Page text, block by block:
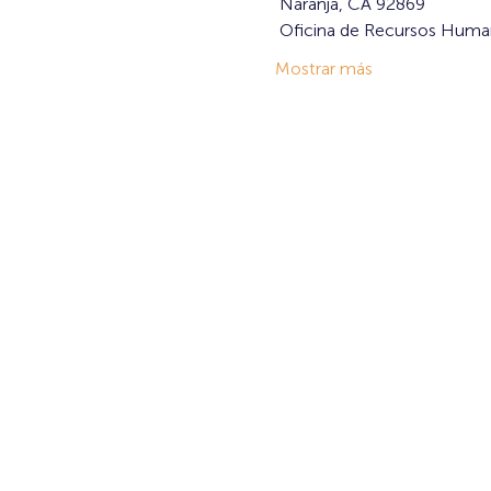
Oficina de Recursos
Mostrar más